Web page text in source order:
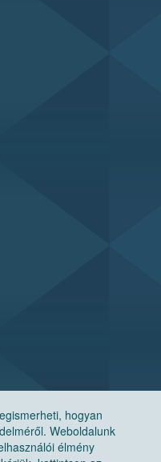
hogyan
Weboldalunk
élmény